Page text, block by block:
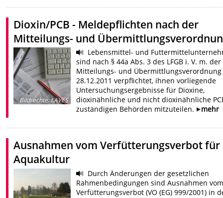
Dioxin/PCB - Meldepflichten nach der
Mitteilungs- und
Bildrechte:LAVES
Lebensmittel- und
sind nach § 44a Abs. 3 des LFGB i. V. m. der
Mitteilungs- und Übermittlungsverordnung
28.12.2011 verpflichtet, ihnen vorliegende
Untersuchungsergebnisse für Dioxine,
dioxinähnliche und nicht dioxinähnliche
zuständigen Behörden mitzuteilen.
mehr
Ausnahmen vom Verfütterungsverbot für
Aquakultur
Durch Änderungen der gesetzlichen
Rahmenbedingungen sind Ausnahmen vom
Verfütterungsverbot (VO (EG) 999/2001) in